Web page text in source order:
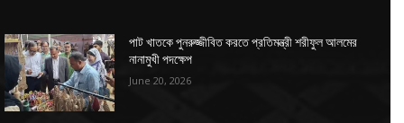
পাট খাতকে পুনরুজ্জীবিত করতে প্রতিমন্ত্রী শরীফুল আলমের
নানামুখী পদক্ষেপ
June 20, 2026